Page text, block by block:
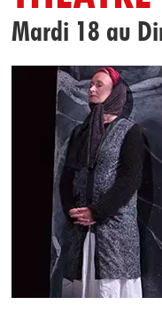
Mardi 18 au